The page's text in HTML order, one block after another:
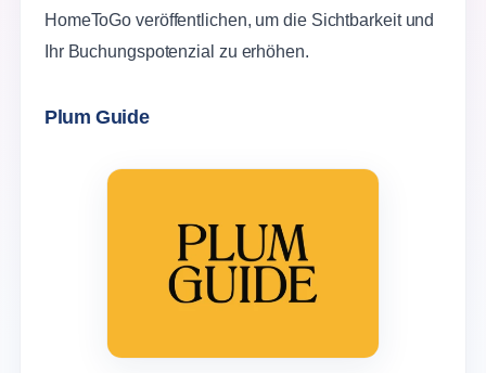
HomeToGo veröffentlichen, um die Sichtbarkeit und
Ihr Buchungspotenzial zu erhöhen.
Plum Guide